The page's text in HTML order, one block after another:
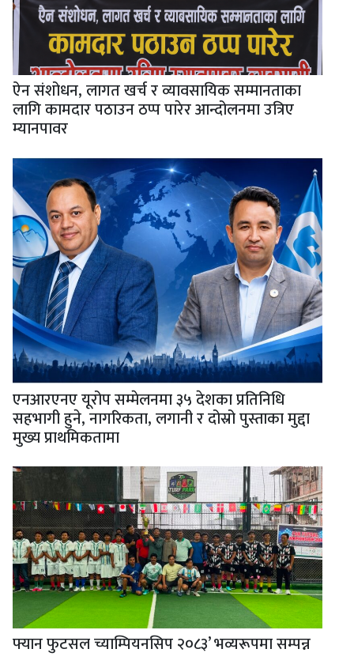
ऐन संशोधन, लागत खर्च र व्यावसायिक सम्मानताका
लागि कामदार पठाउन ठप्प पारेर आन्दोलनमा उत्रिए
म्यानपावर
एनआरएनए यूरोप सम्मेलनमा ३५ देशका प्रतिनिधि
सहभागी हुने, नागरिकता, लगानी र दोस्रो पुस्ताका मुद्दा
मुख्य प्राथमिकतामा
फ्यान फुटसल च्याम्पियनसिप २०८३’ भव्यरूपमा सम्पन्न